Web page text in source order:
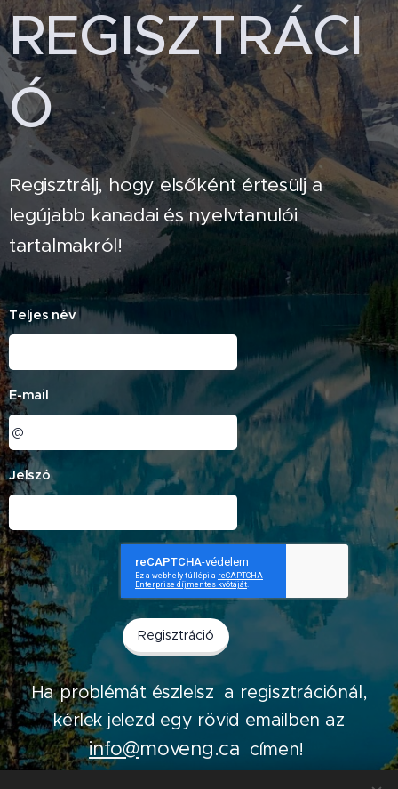
REGISZTRÁCI
Ó
Regisztrálj, hogy elsőként értesülj a
legújabb kanadai és nyelvtanulói
tartalmakról!
Teljes név
E-mail
Jelszó
Regisztráció
Ha problémát észlelsz a regisztrációnál,
kérlek jelezd egy rövid emailben az
info@moveng.ca címen!